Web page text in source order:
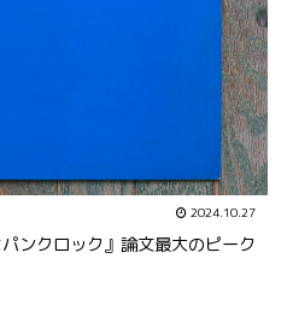
2024.10.27
ンクロック』論文最大のピーク